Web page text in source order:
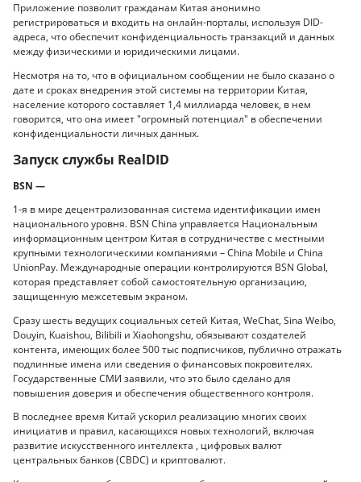
Приложение позволит гражданам Китая анонимно
регистрироваться и входить на онлайн-порталы, используя DID-
адреса, что обеспечит конфиденциальность транзакций и данных
между физическими и юридическими лицами.
Несмотря на то, что в официальном сообщении не было сказано о
дате и сроках внедрения этой системы на территории Китая,
население которого составляет 1,4 миллиарда человек, в нем
говорится, что она имеет "огромный потенциал" в обеспечении
конфиденциальности личных данных.
Запуск службы RealDID
BSN —
1-я в мире децентрализованная система идентификации имен
национального уровня. BSN China управляется Национальным
информационным центром Китая в сотрудничестве с местными
крупными технологическими компаниями – China Mobile и China
UnionPay. Международные операции контролируются BSN Global,
которая представляет собой самостоятельную организацию,
защищенную межсетевым экраном.
Сразу шесть ведущих социальных сетей Китая, WeChat, Sina Weibo,
Douyin, Kuaishou, Bilibili и Xiaohongshu, обязывают создателей
контента, имеющих более 500 тыс подписчиков, публично отражать
подлинные имена или сведения о финансовых покровителях.
Государственные СМИ заявили, что это было сделано для
повышения доверия и обеспечения общественного контроля.
В последнее время Китай ускорил реализацию многих своих
инициатив и правил, касающихся новых технологий, включая
развитие искусственного интеллекта , цифровых валют
центральных банков (CBDC) и криптовалют.